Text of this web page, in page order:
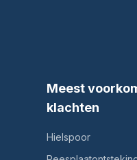
Meest
klachten
Hielspoor